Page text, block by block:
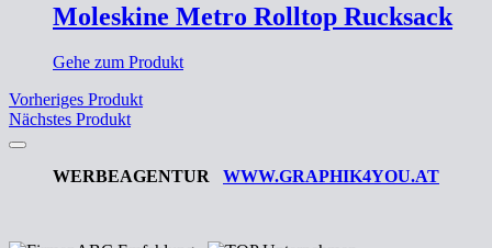
Moleskine Metro Rolltop Rucksack
Gehe zum Produkt
Vorheriges Produkt
Nächstes Produkt
WERBEAGENTUR WWW.GRAPHIK4YOU.AT